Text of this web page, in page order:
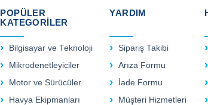
POPÜLER
KATEGORİLER
Bilgisayar ve Teknoloji
Mikrodenetleyiciler
Motor ve Sürücüler
Havya Ekipmanları
YARDIM
Sipariş Takibi
Arıza Formu
İade Formu
Müşteri Hizmetleri